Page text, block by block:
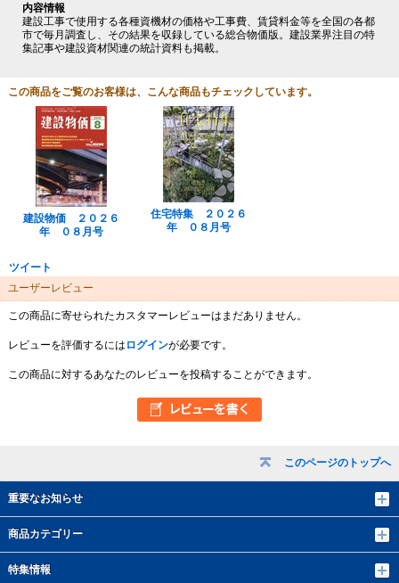
このページのトップへ
重要なお知らせ
商品カテゴリー
特集情報
内容情報
建設工事で使用する各種資機材の価格や工事費、賃貸料金等を全国の各都
市で毎月調査し、その結果を収録している総合物価版。建設業界注目の特
集記事や建設資材関連の統計資料も掲載。
この商品をご覧のお客様は、こんな商品もチェックしています。
建設物価 ２０２６
年 ０８月号
住宅特集 ２０２６
年 ０８月号
ツイート
ユーザーレビュー
この商品に寄せられたカスタマーレビューはまだありません。
レビューを評価するには ログインが必要です。
この商品に対するあなたのレビューを投稿することができます。